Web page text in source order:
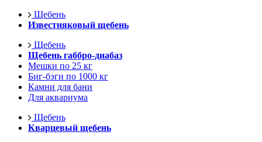
Щебень
Известняковый щебень
Щебень
Щебень габбро-диабаз
Мешки по 25 кг
Биг-бэги по 1000 кг
Камни для бани
Для аквариума
Щебень
Кварцевый щебень